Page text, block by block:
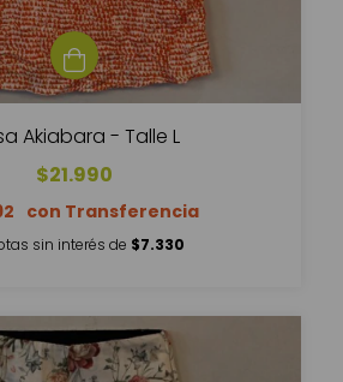
Akiabara - Talle L
$21.990
sin interés de $7.330